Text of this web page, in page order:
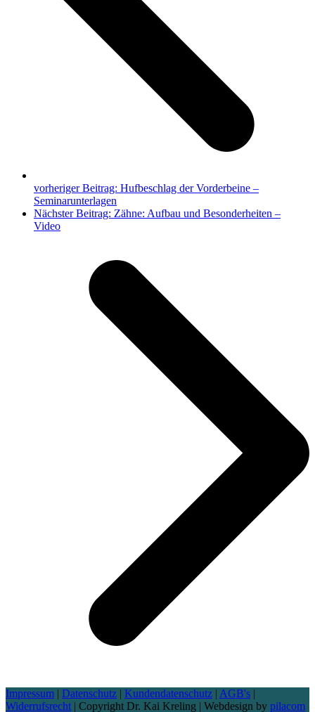
vorheriger Beitrag: Hufbeschlag der Vorderbeine –
Seminarunterlagen
Nächster Beitrag: Zähne: Aufbau und Besonderheiten –
Video
Impressum | Datenschutz | Kundendatenschutz | AGB's |
Widerrufsrecht | Copyright Dr. Kai Kreling | Webdesign by pilacom